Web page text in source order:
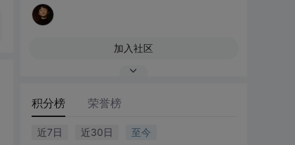
加入社区
积分榜 荣誉榜
近7日 近30日 至今